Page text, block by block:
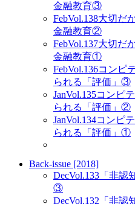
金融教育③
FebVol.138大切だ
金融教育②
FebVol.137大切だ
金融教育①
FebVol.136コンピ
られる「評価」③
JanVol.135コンピ
られる「評価」②
JanVol.134コンピ
られる「評価」①
Back-issue [2018]
DecVol.133 「非認
③
DecVol.132 「非認